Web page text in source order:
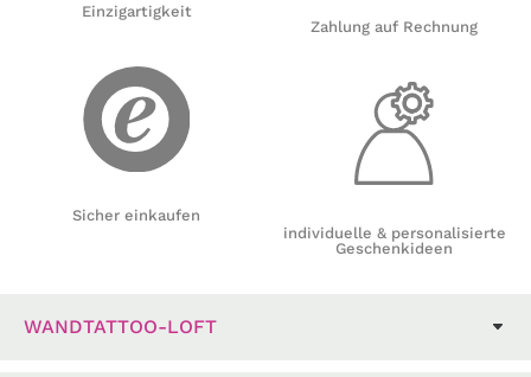
Einzigartigkeit
Sicher einkaufen
Zahlung auf Rechnung
individuelle & personalisierte
Geschenkideen
WANDTATTOO-LOFT